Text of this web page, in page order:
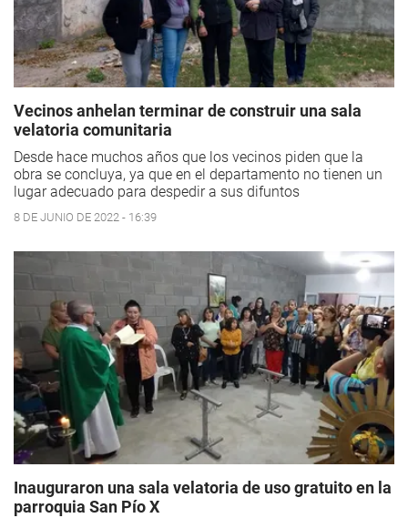
Vecinos anhelan terminar de construir una sala
velatoria comunitaria
Desde hace muchos años que los vecinos piden que la
obra se concluya, ya que en el departamento no tienen un
lugar adecuado para despedir a sus difuntos
8 DE JUNIO DE 2022 - 16:39
Inauguraron una sala velatoria de uso gratuito en la
parroquia San Pío X